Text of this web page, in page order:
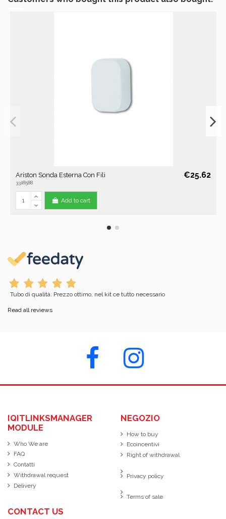
Ariston Sonda Esterna Con Fili
3318588
€25.62
Add to cart
Tubo di qualità. Prezzo ottimo, nel kit ce tutto necessario
Read all reviews
IQITLINKSMANAGER
MODULE
Who We are
FAQ
Contatti
Withdrawal request
Delivery
NEGOZIO
How to buy
Ecoincentivi
Right of withdrawal
Privacy policy
Terms of sale
CONTACT US